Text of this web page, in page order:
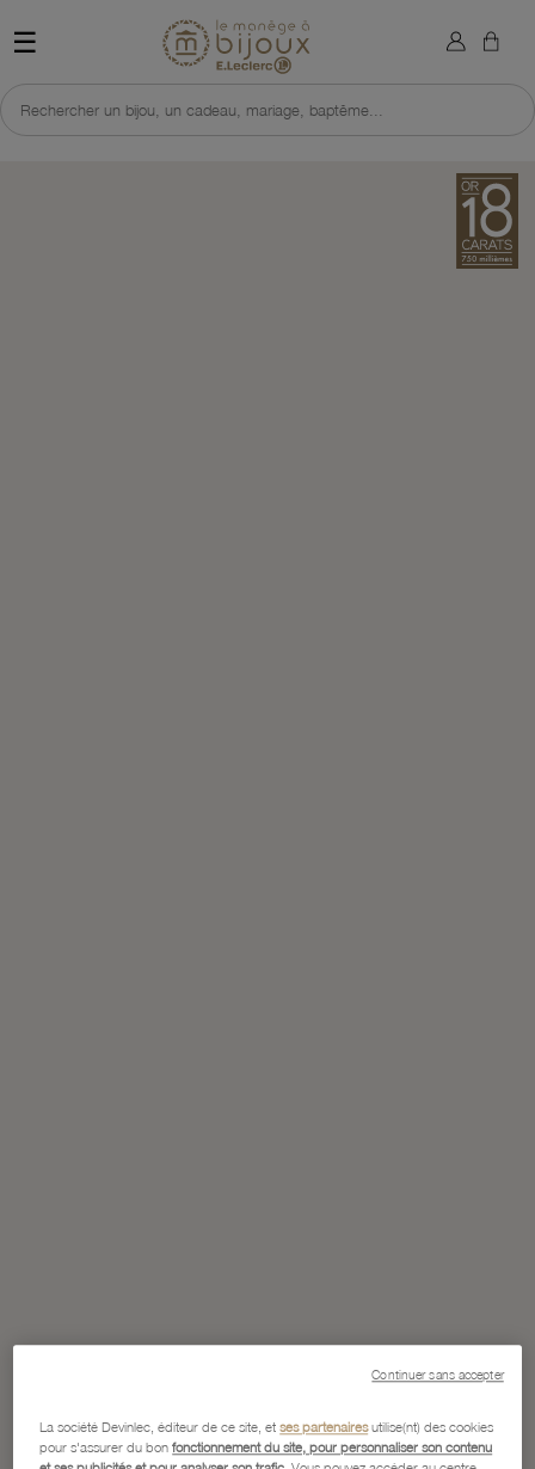
☰ Retour à l'accueil du site
Rechercher un bijou, un cadeau, mariage, baptême...
×
La société Devinlec, éditeur de ce site, etses partenairesutilise(nt) des cookies
pour s'assurer du bonfonctionnement du site, pour personnaliser son contenu
Continuer sans accepter